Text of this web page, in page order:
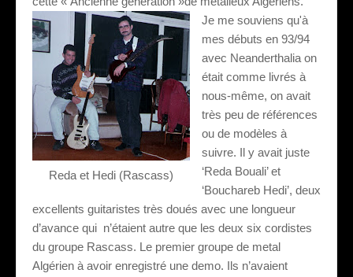
Reda et Hedi (Rascass)
Je me souviens qu'à
mes débuts en 93/94
avec Neanderthalia on
était comme livrés à
nous-même, on avait
très peu de références
ou de modèles à
suivre. Il y avait juste
‘Reda Bouali’ et
‘Bouchareb Hedi’, deux
excellents guitaristes très doués avec une longueur
d’avance qui n’étaient autre que les deux six cordistes
du groupe Rascass. Le premier groupe de metal
Algérien à avoir enregistré une demo. Ils n’avaient